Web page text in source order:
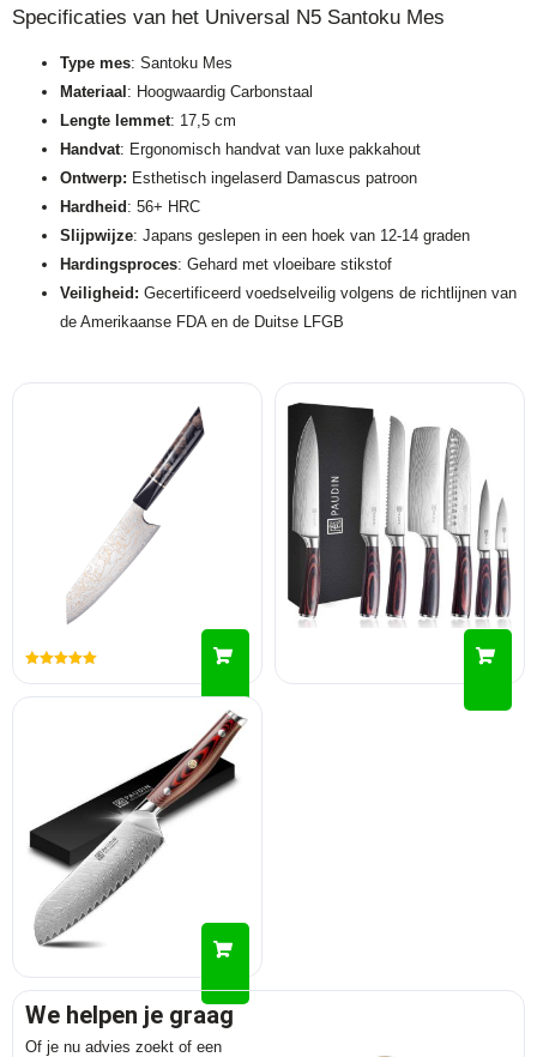
Specificaties van het Universal N5 Santoku Mes
Type mes: Santoku Mes
Materiaal: Hoogwaardig Carbonstaal
Lengte lemmet: 17,5 cm
Handvat: Ergonomisch handvat van luxe pakkahout
Ontwerp: Esthetisch ingelaserd Damascus patroon
Hardheid: 56+ HRC
Slijpwijze: Japans geslepen in een hoek van 12-14 graden
Hardingsproces: Gehard met vloeibare stikstof
Veiligheid: Gecertificeerd voedselveilig volgens de richtlijnen van
de Amerikaanse FDA en de Duitse LFGB
We helpen je graag
Of je nu advies zoekt of een